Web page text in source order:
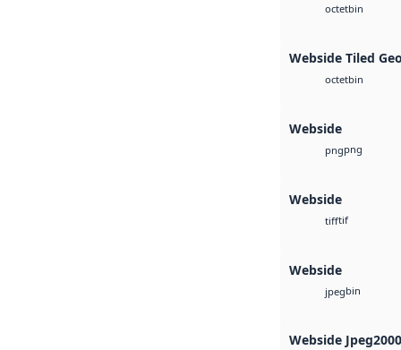
octetbin
Webside Tiled
octetbin
Webside
pngpng
Webside
tifftif
Webside
jpegbin
Webside Jpeg2000